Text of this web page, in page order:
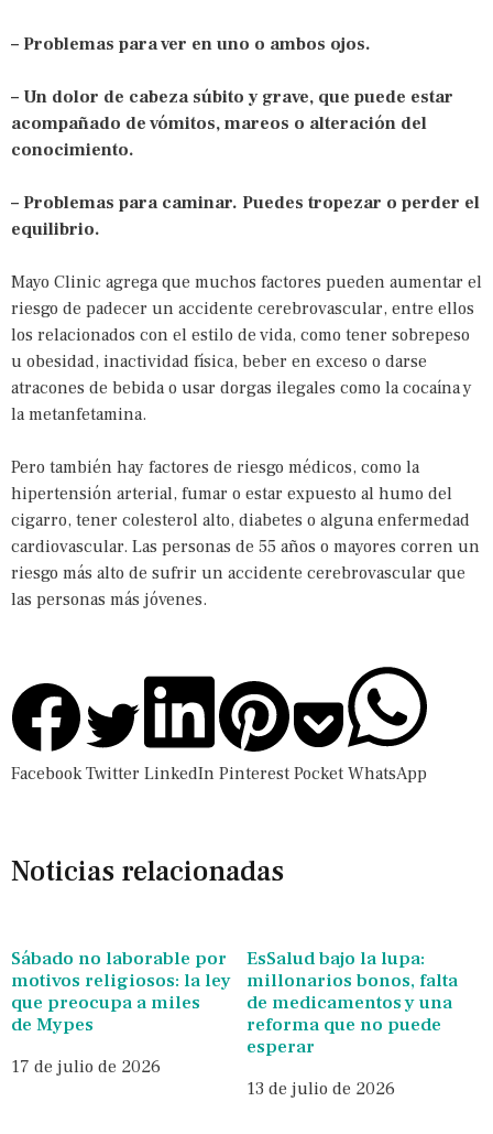
– Problemas para ver en uno o ambos ojos.
– Un dolor de cabeza súbito y grave, que puede estar
acompañado de vómitos, mareos o alteración del
conocimiento.
– Problemas para caminar. Puedes tropezar o perder el
equilibrio.
Mayo Clinic agrega que muchos factores pueden aumentar el
riesgo de padecer un accidente cerebrovascular, entre ellos
los relacionados con el estilo de vida, como tener sobrepeso
u obesidad, inactividad física, beber en exceso o darse
atracones de bebida o usar dorgas ilegales como la cocaína y
la metanfetamina.
Pero también hay factores de riesgo médicos, como la
hipertensión arterial, fumar o estar expuesto al humo del
cigarro, tener colesterol alto, diabetes o alguna enfermedad
cardiovascular. Las personas de 55 años o mayores corren un
riesgo más alto de sufrir un accidente cerebrovascular que
las personas más jóvenes.
Facebook Twitter LinkedIn Pinterest Pocket WhatsApp
Noticias relacionadas
Sábado no laborable por
motivos religiosos: la ley
que preocupa a miles
de Mypes
17 de julio de 2026
EsSalud bajo la lupa:
millonarios bonos, falta
de medicamentos y una
reforma que no puede
esperar
13 de julio de 2026